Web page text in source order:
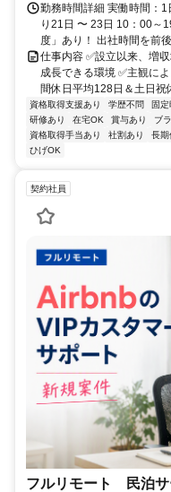
勤務時間詳細 実働時間：
り21日 〜 23日 10：00～
度」あり！ 出社時間を前
仕事内容 ✅設立以来、増
成長できる環境 ✅主観に
間休日平均128日＆
資格取得支援あり 学歴不問 固定
研修あり
在宅OK 賞与あり ブ
資格取得手当あり
社割あり 長期
ひげOK
契約社員
フルリモート 民泊